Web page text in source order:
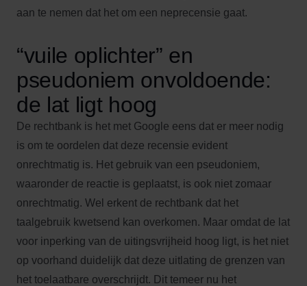
aan te nemen dat het om een neprecensie gaat.
“vuile oplichter” en
pseudoniem onvoldoende:
de lat ligt hoog
De rechtbank is het met Google eens dat er meer nodig
is om te oordelen dat deze recensie evident
onrechtmatig is. Het gebruik van een pseudoniem,
waaronder de reactie is geplaatst, is ook niet zomaar
onrechtmatig. Wel erkent de rechtbank dat het
taalgebruik kwetsend kan overkomen. Maar omdat de lat
voor inperking van de uitingsvrijheid hoog ligt, is het niet
op voorhand duidelijk dat deze uitlating de grenzen van
het toelaatbare overschrijdt. Dit temeer nu het